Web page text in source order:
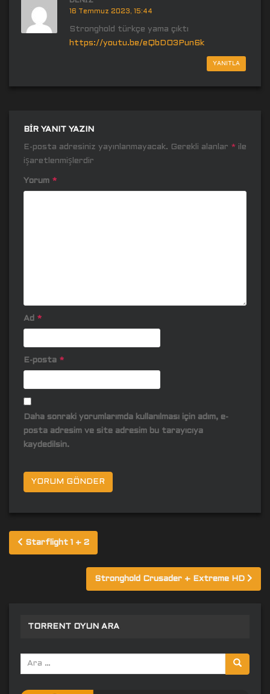
16 Temmuz 2023, 15:44
Stronghold türkçe yama çıktı
https://youtu.be/eQbDO3Pun6k
YANITLA
BIR YANIT YAZIN
E-posta adresiniz yayınlanmayacak. Gerekli alanlar * ile
işaretlenmişlerdir
Yorum *
Ad *
E-posta *
Daha sonraki yorumlarımda kullanılması için adım, e-
posta adresim ve site adresim bu tarayıcıya
kaydedilsin.
Yazı
gezinmesi
Starflight 1 + 2
Stronghold Crusader + Extreme HD
TORRENT OYUN ARA
Arama
yap: